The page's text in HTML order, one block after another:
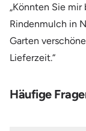
„Könnten Sie
Rindenmulch in
Garten
Lieferzeit.“
Häufige